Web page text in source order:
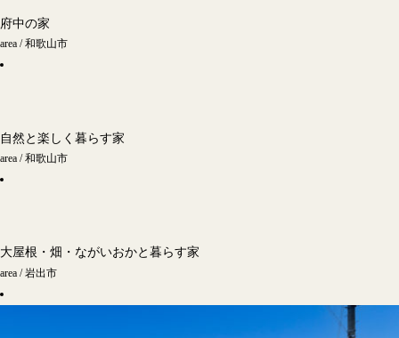
府中の家
area / 和歌山市
自然と楽しく暮らす家
area / 和歌山市
大屋根・畑・ながいおかと暮らす家
area / 岩出市